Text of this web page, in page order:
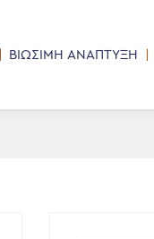
ΒΙΩΣΙΜΗ ΑΝΑΠΤΥΞΗ